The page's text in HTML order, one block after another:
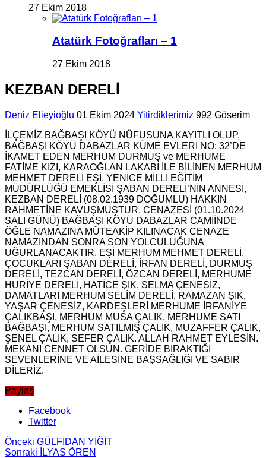
27 Ekim 2018
Atatürk Fotoğrafları – 1
27 Ekim 2018
KEZBAN DERELİ
Deniz Elieyioğlu 01 Ekim 2024 Yitirdiklerimiz 992 Göserim
İLÇEMİZ BAĞBAŞI KÖYÜ NÜFUSUNA KAYITLI OLUP,
BAĞBAŞI KÖYÜ DABAZLAR KÜME EVLERİ NO: 32’DE
İKAMET EDEN MERHUM DURMUŞ ve MERHUME
FATİME KIZI, KARAOĞLAN LAKABI İLE BİLİNEN MERHUM
MEHMET DERELİ EŞİ, YENİCE MİLLİ EĞİTİM
MÜDÜRLÜĞÜ EMEKLİSİ ŞABAN DERELİ’NİN ANNESİ,
KEZBAN DERELİ (08.02.1939 DOĞUMLU) HAKKIN
RAHMETİNE KAVUŞMUŞTUR. CENAZESİ (01.10.2024
SALI GÜNÜ) BAĞBAŞI KÖYÜ DABAZLAR CAMİİNDE
ÖĞLE NAMAZINA MÜTEAKİP KILINACAK CENAZE
NAMAZINDAN SONRA SON YOLCULUĞUNA
UĞURLANACAKTIR. EŞİ MERHUM MEHMET DERELİ,
ÇOCUKLARI ŞABAN DERELİ, İRFAN DERELİ, DURMUŞ
DERELİ, TEZCAN DERELİ, ÖZCAN DERELİ, MERHUME
HURİYE DERELİ, HATİCE ŞIK, SELMA ÇENESİZ,
DAMATLARI MERHUM SELİM DERELİ, RAMAZAN ŞIK,
YAŞAR ÇENESİZ, KARDEŞLERİ MERHUME İRFANİYE
ÇALIKBAŞI, MERHUM MUSA ÇALIK, MERHUME SATI
BAĞBAŞI, MERHUM SATILMIŞ ÇALIK, MUZAFFER ÇALIK,
ŞENEL ÇALIK, SEFER ÇALIK. ALLAH RAHMET EYLESİN.
MEKANI CENNET OLSUN. GERİDE BIRAKTIĞI
SEVENLERİNE VE AİLESİNE BAŞSAĞLIĞI VE SABIR
DİLERİZ.
Paylaş
Facebook
Twitter
Önceki GÜLFİDAN YİĞİT
Sonraki İLYAS ÖREN